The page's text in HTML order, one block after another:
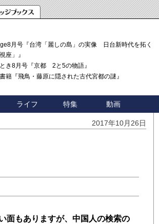
月号『台湾「麗しの島」の実像 日台新時代を拓く「3
座」』
き8月号『京都 2と5の物語』
籍『飛鳥・藤原に隠された古代宮都の謎』
ライフ 特集 動画
2017年10月26日
もありますが、中国人の検索の